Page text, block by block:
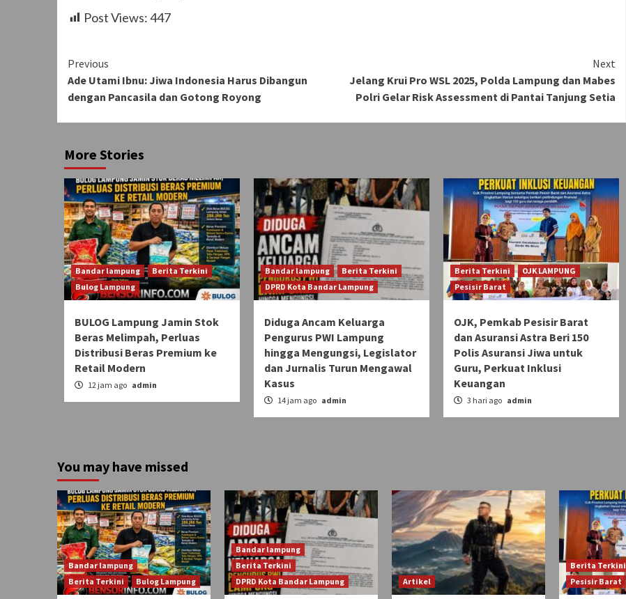
Post Views:447
Continue
Reading
Previous
Ade Utami Ibnu: Jiwa Indonesia Harus Dibangun
dengan Pancasila dan Gotong Royong
Next
Jelang Krui Pro WSL 2025, Polda Lampung dan Mabes
Polri Gelar Risk Assessment di Pantai Tanjung Setia
More Stories
Bandar lampung
Berita Terkini
Bulog Lampung
BULOG Lampung Jamin Stok
Beras Melimpah, Perluas
Distribusi Beras Premium ke
Retail Modern
12 jam ago admin
Bandar lampung
Berita Terkini
DPRD Kota Bandar Lampung
Diduga Ancam Keluarga
Pengurus PWI Lampung
hingga Mengungsi, Legislator
dan Jurnalis Turun Mengawal
Kasus
14 jam ago admin
Berita Terkini
OJK LAMPUNG
Pesisir Barat
OJK, Pemkab Pesisir Barat
dan Asuransi Astra Beri 150
Polis Asuransi Jiwa untuk
Guru, Perkuat Inklusi
Keuangan
3 hari ago admin
You may have missed
Bandar lampung
Berita Terkini
Bulog Lampung
Bandar lampung
Berita Terkini
DPRD Kota Bandar Lampung
Artikel
Berita Terkini
Pesisir Barat